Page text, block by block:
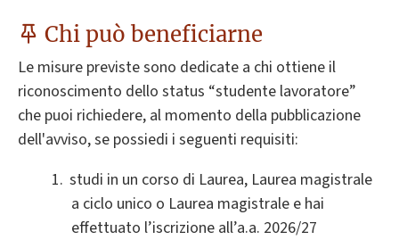
Chi può beneficiarne
Le misure previste sono dedicate a chi ottiene il
riconoscimento dello status “studente lavoratore”
che puoi richiedere, al momento della pubblicazione
dell'avviso, se possiedi i seguenti requisiti:
studi in un corso di Laurea, Laurea magistrale
a ciclo unico o Laurea magistrale e hai
effettuato l’iscrizione all’a.a. 2026/27